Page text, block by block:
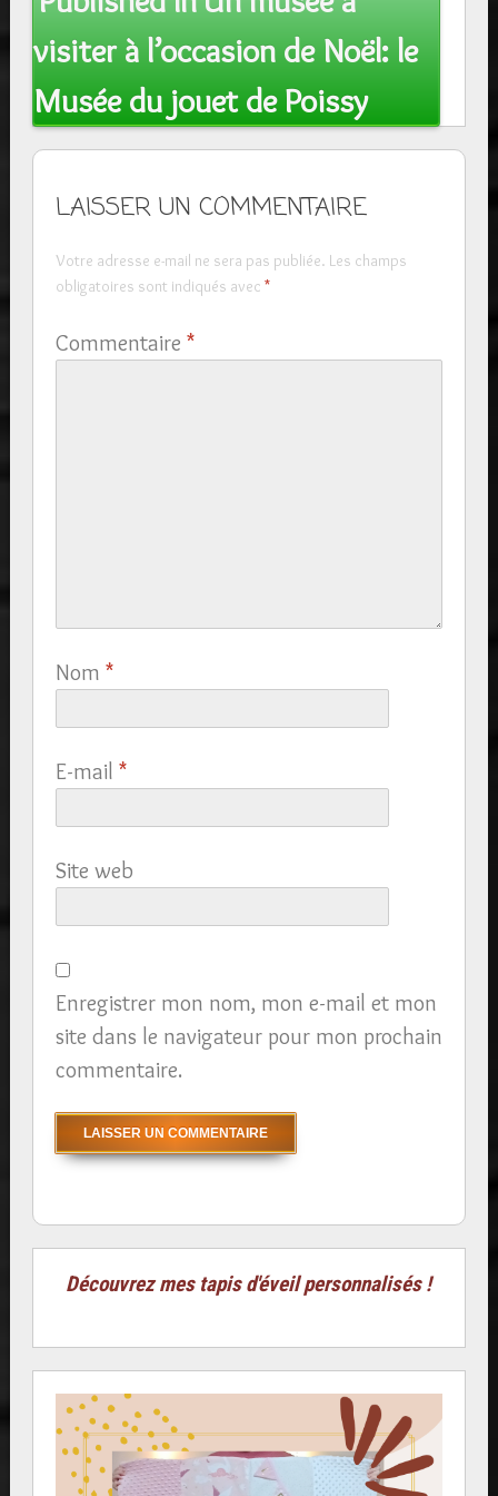
navigation
visiter à l’occasion de Noël: le
Musée du jouet de Poissy
LAISSER UN COMMENTAIRE
Votre adresse e-mail ne sera pas publiée. Les champs
obligatoires sont indiqués avec *
Commentaire *
Nom *
E-mail *
Site web
Enregistrer mon nom, mon e-mail et mon
site dans le navigateur pour mon prochain
commentaire.
Découvrez mes tapis d'éveil personnalisés !